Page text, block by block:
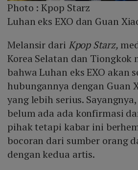
Photo :Kpop Starz
Luhan eks EXO dan Guan
Melansir dari Kpop Starz,
Korea Selatan dan Tiongkok
bahwa Luhan eks EXO akan
hubungannya dengan Guan
yang lebih serius.
belum ada ada konfirmasi
pihak tetapi kabar ini
bocoran dari sumber orang
dengan kedua artis.